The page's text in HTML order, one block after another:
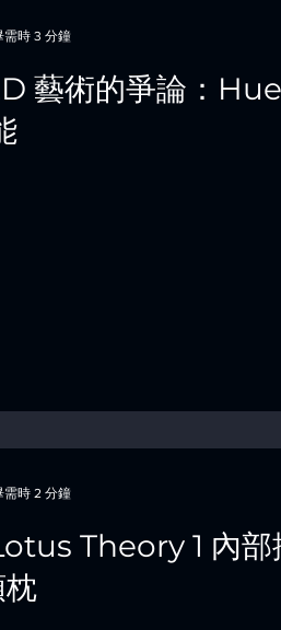
藝術的爭論：
需時 3 分鐘
Theory 1 內部
需時 2 分鐘